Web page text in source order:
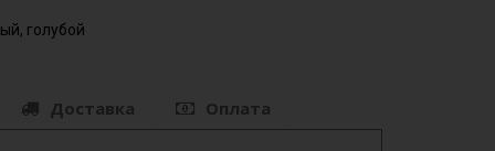
голубой
Доставка Оплата